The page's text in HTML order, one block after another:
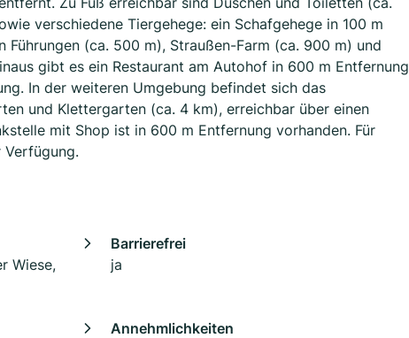
verschiedene Tiergehege: ein Schafgehege in 100 m
Führungen (ca. 500 m), Straußen-Farm (ca. 900 m) und
gibt es ein Restaurant am Autohof in 600 m Entfernung
In der weiteren Umgebung befindet sich das
und Klettergarten (ca. 4 km), erreichbar über einen
mit Shop ist in 600 m Entfernung vorhanden. Für
Wiese,
Barrierefrei
ja
Annehmlichkeiten